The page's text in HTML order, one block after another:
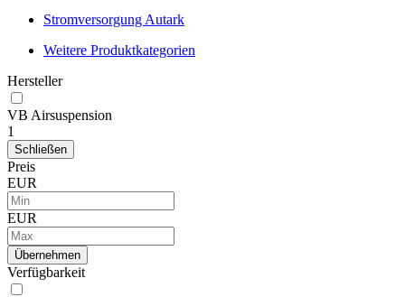
Stromversorgung Autark
Weitere Produktkategorien
Hersteller
VB Airsuspension
1
Schließen
Preis
EUR
EUR
Übernehmen
Verfügbarkeit